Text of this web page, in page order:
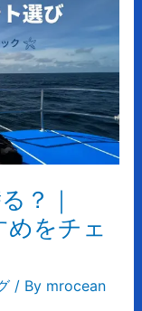
？｜
めをチェ
/ By mrocean